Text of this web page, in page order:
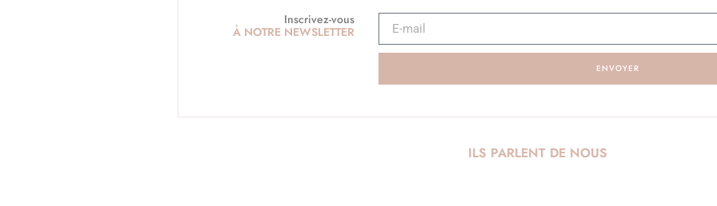
Inscrivez-vous
À NOTRE NEWSLETTER
ENVOYER
ILS PARLENT DE NOUS